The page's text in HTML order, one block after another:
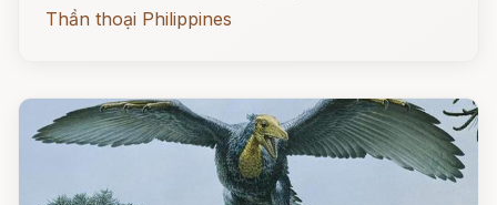
Thần thoại Philippines